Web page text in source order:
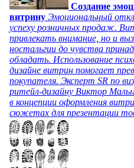
Создание
витрину Эмоциональный
успеху розничных продаж.
привлекать внимание, но и
ностальгии до чувства
обладать. Использование
дизайне витрин помогает
покупателя. Эксперт SR по
ритейл-дизайну Виктор
в концепции оформления
сюжетах для презентации